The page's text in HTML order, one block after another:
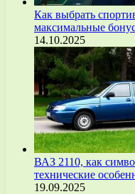
Как выбрать
максимальные
14.10.2025
ВАЗ 2110, как
технические
19.09.2025